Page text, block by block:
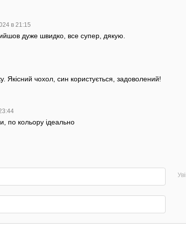
в 21:15
дуже швидко, все супер, дякую.
Якісний чохол, син користується, задоволений!
по кольору ідеально